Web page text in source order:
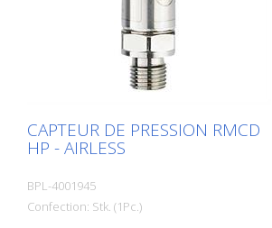
CAPTEUR DE PRESSION RMCD
HP - AIRLESS
BPL-4001945
Confection: Stk. (1Pc.)